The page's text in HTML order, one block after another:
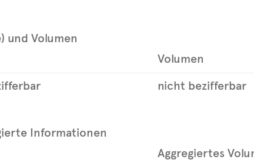
und Volumen
Volumen
nicht bezifferbar
Informationen
Aggregiertes